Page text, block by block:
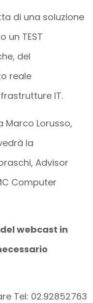
di una soluzione
un TEST
del
reale
IT.
Marco Lorusso,
la
Advisor
Computer
webcast in
Tel: 02.92852763